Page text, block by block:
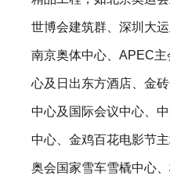
世博会建筑群、深圳大
南京奥体中心、APEC
心及日出东方酒店、金
中心及国际会议中心、
中心、金鸡百花电影节
奥会国家雪车雪橇中心